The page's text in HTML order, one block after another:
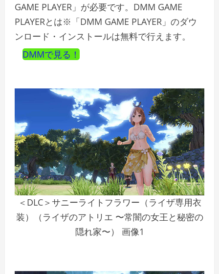
GAME PLAYER」が必要です。DMM GAME
PLAYERとは※「DMM GAME PLAYER」のダウ
ンロード・インストールは無料で行えます。
DMMで見る！
＜DLC＞サニーライトフラワー（ライザ専用衣
装）（ライザのアトリエ 〜常闇の女王と秘密の
隠れ家〜） 画像1